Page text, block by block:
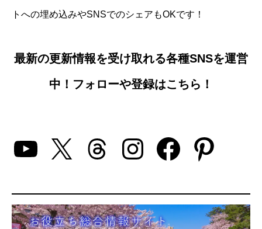
トへの埋め込みやSNSでのシェアもOKです！
最新の更新情報を受け取れる各種SNSを運営
中！フォローや登録はこちら！
YouTube
X Threads
Instagram